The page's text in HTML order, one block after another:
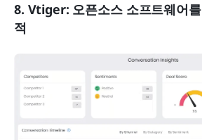
8. Vtiger: 오픈소스 소프트웨어
적